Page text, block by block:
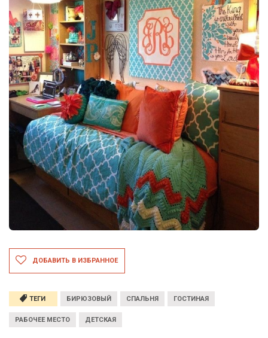
ДОБАВИТЬ В ИЗБРАННОЕ
ТЕГИ БИРЮЗОВЫЙ СПАЛЬНЯ ГОСТИНАЯ
РАБОЧЕЕ МЕСТО ДЕТСКАЯ